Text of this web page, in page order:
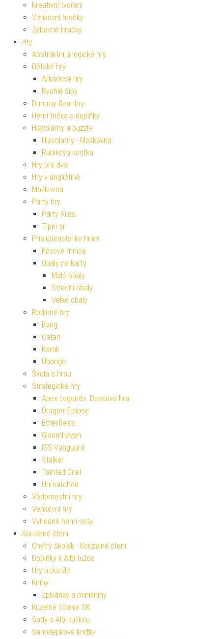
Kreativní tvoření
Venkovní hračky
Zábavné hračky
Hry
Abstraktní a logické hry
Dětské hry
Arkádové hry
Rychlé šípy
Dummy Bear hry
Herní trička a doplňky
Hlavolamy a puzzle
Hlavolamy - Mozkovna
Rubikova kostka
Hry pro dva
Hry v angličtině
Mozkovna
Párty hry
Párty Alias
Tipni si
Příslušenství ke hrám
Kovové mince
Obaly na karty
Malé obaly
Střední obaly
Velké obaly
Rodinné hry
Bang
Catan
Karak
Ubongo
Škola s hrou
Strategické hry
Apex Legends: Desková hra
Dragon Eclipse
Etherfields
Gloomhaven
ISS Vanguard
Stalker
Tainted Grail
Unmatched
Vědomostní hry
Venkovní hry
Výhodné herní sety
Kouzelné čtení
Chytrý školák - Kouzelné čtení
Doplňky k Albi tužce
Hry a puzzle
Knihy
Zpívánky a miniknihy
Kúzelné čítanie SK
Sady s Albi tužkou
Samolepkové knížky